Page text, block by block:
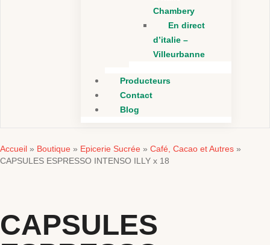
Chambery
En direct
d’italie –
Villeurbanne
Producteurs
Contact
Blog
Accueil » Boutique » Epicerie Sucrée » Café, Cacao et Autres »
CAPSULES ESPRESSO INTENSO ILLY x 18
CAPSULES